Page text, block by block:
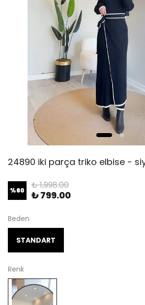
24890 iki parça triko elbise -
%60 ₺ 1,998.00
₺ 799.00
Beden
STANDART
Renk